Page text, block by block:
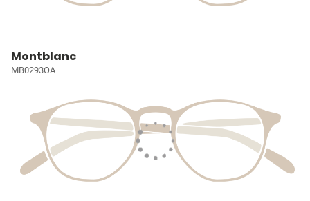
Montblanc
MB0293OA